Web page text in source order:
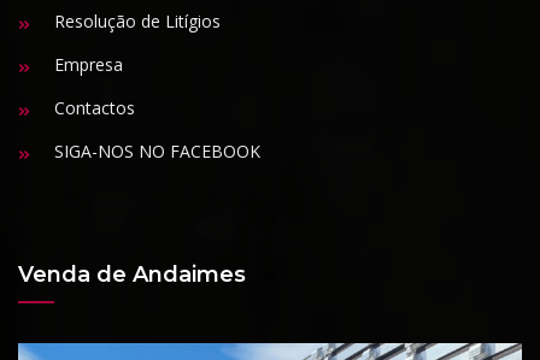
Resolução de Litígios
Empresa
Contactos
SIGA-NOS NO FACEBOOK
Venda de Andaimes